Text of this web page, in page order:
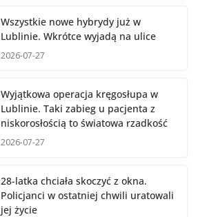
Wszystkie nowe hybrydy już w
Lublinie. Wkrótce wyjadą na ulice
2026-07-27
Wyjątkowa operacja kręgosłupa w
Lublinie. Taki zabieg u pacjenta z
niskorosłością to światowa rzadkość
2026-07-27
28-latka chciała skoczyć z okna.
Policjanci w ostatniej chwili uratowali
jej życie